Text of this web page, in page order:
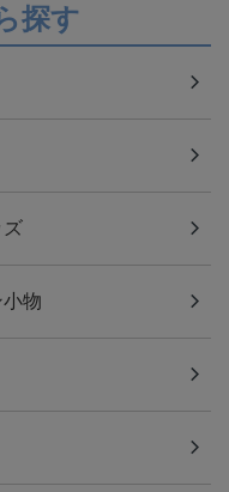
探す
ズ
物